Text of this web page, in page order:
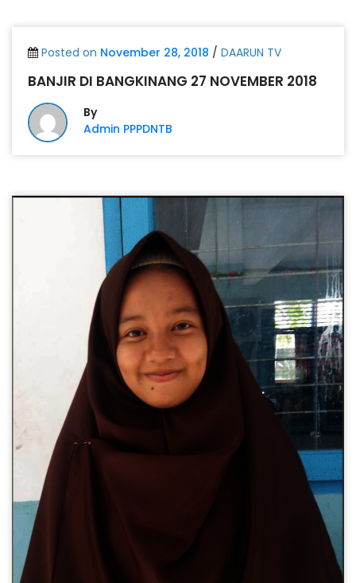
Posted on November 28, 2018 / DAARUN TV
BANJIR DI BANGKINANG 27 NOVEMBER 2018
By
Admin PPPDNTB